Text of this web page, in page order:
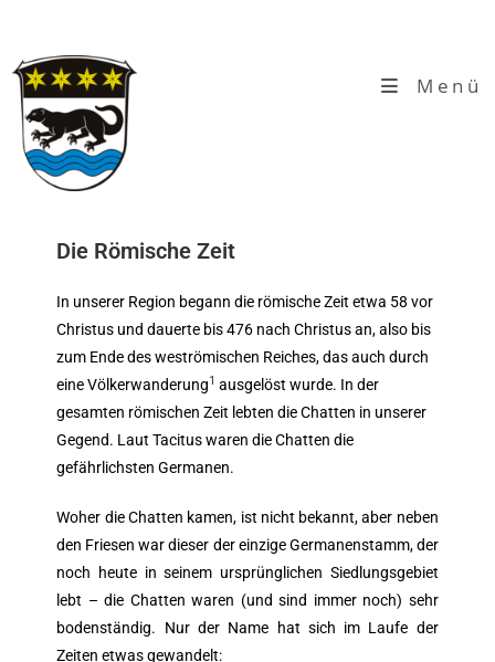
Menü
Die Römische Zeit
In unserer Region begann die römische Zeit etwa 58 vor
Christus und dauerte bis 476 nach Christus an, also bis
zum Ende des weströmischen Reiches, das auch durch
eine Völkerwanderung1 ausgelöst wurde. In der
gesamten römischen Zeit lebten die Chatten in unserer
Gegend. Laut Tacitus waren die Chatten die
gefährlichsten Germanen.
Woher die Chatten kamen, ist nicht bekannt, aber neben
den Friesen war dieser der einzige Germanenstamm, der
noch heute in seinem ursprünglichen Siedlungsgebiet
lebt – die Chatten waren (und sind immer noch) sehr
bodenständig. Nur der Name hat sich im Laufe der
Zeiten etwas gewandelt: